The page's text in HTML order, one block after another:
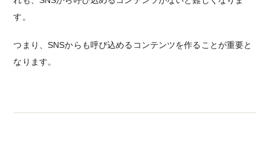
す。
つまり、SNSからも呼び込めるコンテンツを作ることが重要と
なります。